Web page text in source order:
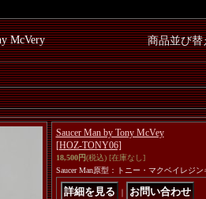
McVery 商品並び替
Saucer Man by Tony McVey
[HOZ-TONY06]
18,500円(税込) [在庫なし]
Saucer Man原型：トニー・マクベイレジ
｜